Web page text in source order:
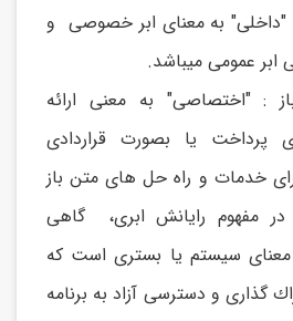
به معنای ابر خصوصی و
ابر عمومی میباشد.
: "اختصاصی" به معنی ارائه
پرداخت یا بصورت قراردادی
خدمات و راه حل های متن باز
در مفهوم رایانش ابری، گاهی
معنای سیستم یا بستری است که
گذاری و دسترسی آزاد به برنامه